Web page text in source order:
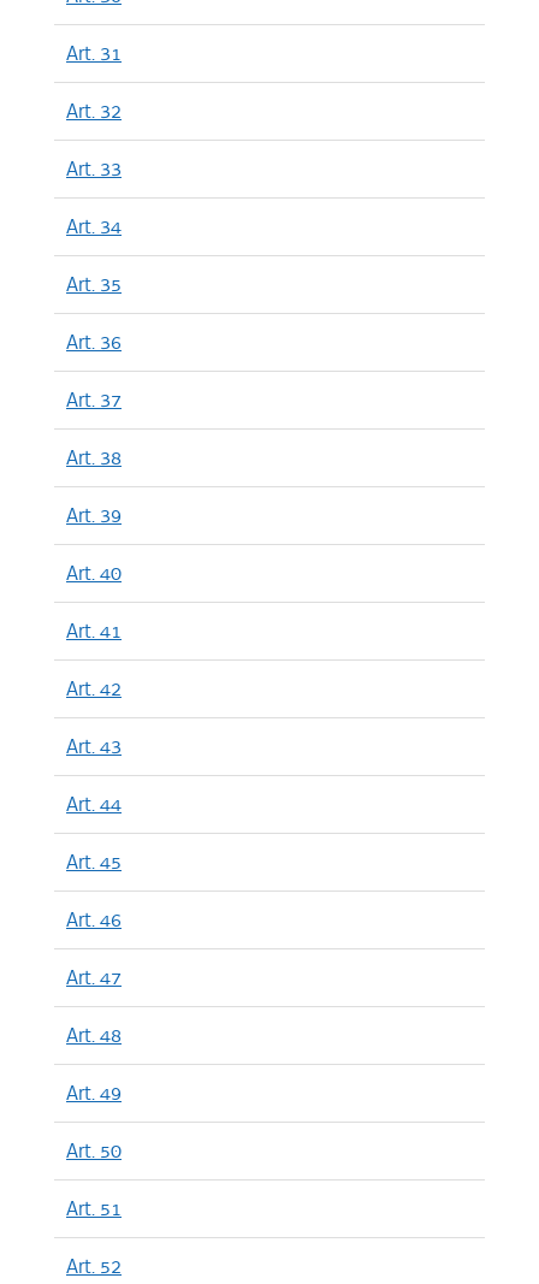
Art. 31
Art. 32
Art. 33
Art. 34
Art. 35
Art. 36
Art. 37
Art. 38
Art. 39
Art. 40
Art. 41
Art. 42
Art. 43
Art. 44
Art. 45
Art. 46
Art. 47
Art. 48
Art. 49
Art. 50
Art. 51
Art. 52